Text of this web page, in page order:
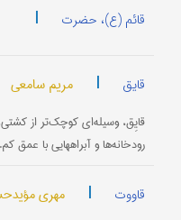
قائم (ع)، حضرت |
قایق | مریم سامعی
قایِق، وسیله‌ای کوچک‌تر از
رودخانه‌ها و آبراههایی با عمق کم.
قاووت | مهری